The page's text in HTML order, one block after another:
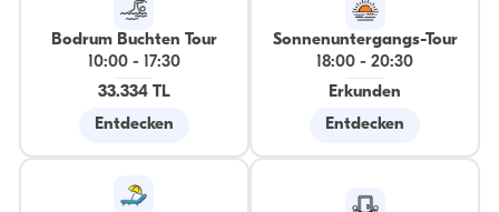
Bodrum Buchten Tour
10:00-
17:30
33.334 TL
Entdecken
Sonnenuntergangs-Tour
18:00 -20:30
Erkunden
Entdecken